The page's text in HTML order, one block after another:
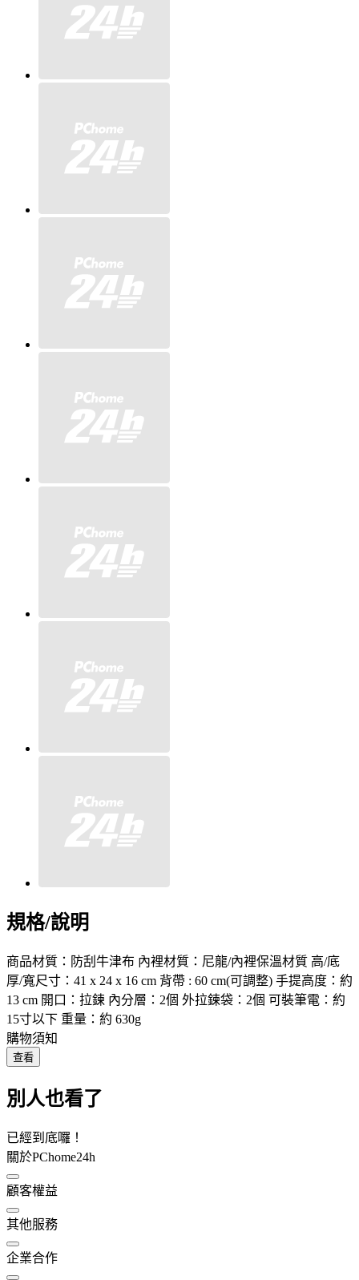
規格/說明
商品材質：防刮牛津布 內裡材質：尼龍/內裡保溫材質 高/底
厚/寬尺寸：41 x 24 x 16 cm 背帶 : 60 cm(可調整) 手提高度：約
13 cm 開口：拉鍊 內分層：2個 外拉鍊袋：2個 可裝筆電：約
15寸以下 重量：約 630g
購物須知
查看
別人也看了
已經到底囉！
關於PChome24h
顧客權益
其他服務
企業合作